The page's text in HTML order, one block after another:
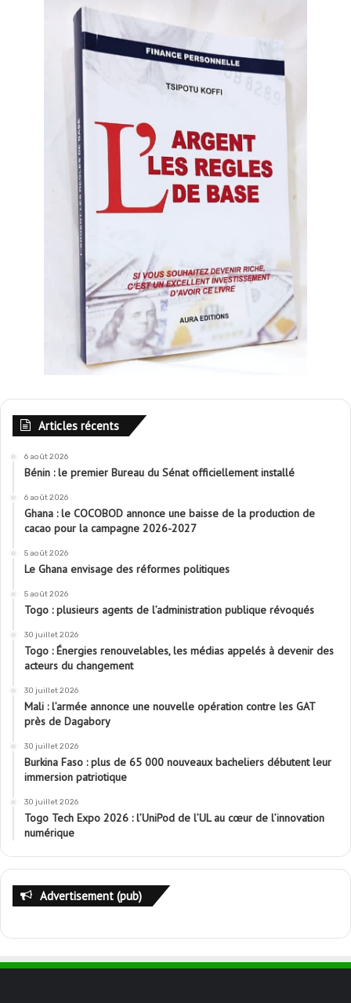
Articles récents
6 août 2026
Bénin : le premier Bureau du Sénat officiellement installé
6 août 2026
Ghana : le COCOBOD annonce une baisse de la production de
cacao pour la campagne 2026-2027
5 août 2026
Le Ghana envisage des réformes politiques
5 août 2026
Togo : plusieurs agents de l’administration publique révoqués
30 juillet 2026
Togo : Énergies renouvelables, les médias appelés à devenir des
acteurs du changement
30 juillet 2026
Mali : l’armée annonce une nouvelle opération contre les GAT
près de Dagabory
30 juillet 2026
Burkina Faso : plus de 65 000 nouveaux bacheliers débutent leur
immersion patriotique
30 juillet 2026
Togo Tech Expo 2026 : l’UniPod de l’UL au cœur de l’innovation
numérique
Advertisement (pub)